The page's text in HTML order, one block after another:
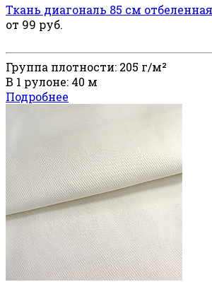
Ткань диагональ 85 см
от 99 руб.
Группа плотности: 205 г/м²
В 1 рулоне: 40 м
Подробнее